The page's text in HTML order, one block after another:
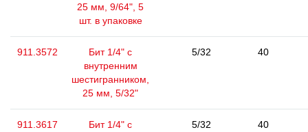
25 мм, 9/64", 5
шт. в упаковке
911.3572
Бит 1/4" с
внутренним
шестигранником,
25 мм, 5/32"
5/32 40
911.3617
Бит 1/4" с
5/32 40